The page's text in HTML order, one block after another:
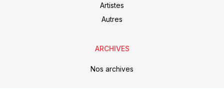
Artistes
Autres
ARCHIVES
Nos archives